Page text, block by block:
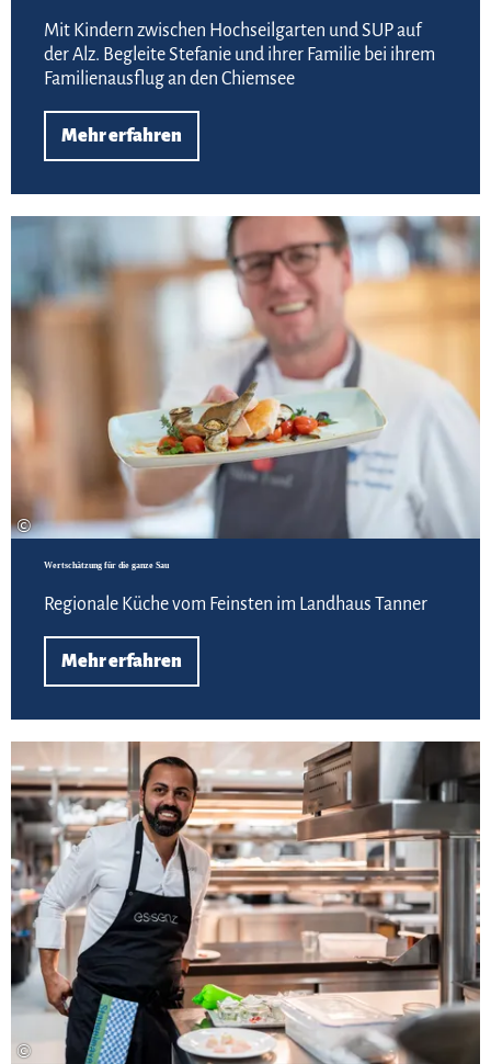
Mit Kindern zwischen Hochseilgarten und SUP auf
der Alz. Begleite Stefanie und ihrer Familie bei ihrem
Familienausflug an den Chiemsee
Mehr erfahren
©
Wertschätzung für die ganze Sau
Regionale Küche vom Feinsten im Landhaus Tanner
Mehr erfahren
©